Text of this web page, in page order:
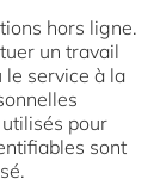
hors ligne.
un travail
le service à la
pour
sont